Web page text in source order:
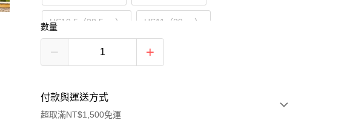
US10.5（28.5cm） US11（29cm）
US12（30cm）
數量
付款與運送方式
超取滿NT$1,500免運